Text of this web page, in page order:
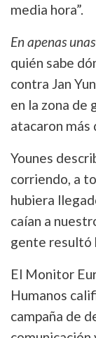
media hora”.
En apenas
quién sabe
contra Jan
en la zona de
atacaron más
Younes
corriendo, a
hubiera
caían a
gente resultó
El Monitor
Humanos
campaña de